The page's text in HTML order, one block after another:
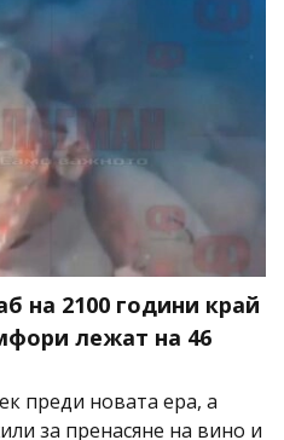
на 2100 години край
лежат на 46
преди новата ера, а
за пренасяне на вино и